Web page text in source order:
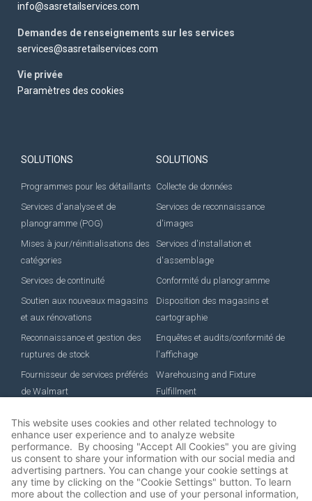
info@sasretailservices.com
Demandes de renseignements sur les services
services@sasretailservices.com
Vie privée
Paramètres des cookies
SOLUTIONS
Programmes pour les détaillants
Services d'analyse et de
planogramme (POG)
Mises à jour/réinitialisations des
catégories
Services de continuité
Soutien aux nouveaux magasins
et aux rénovations
Reconnaissance et gestion des
ruptures de stock
Fournisseur de services préférés
de Walmart
SOLUTIONS
Collecte de données
Services de reconnaissance
d'images
Services d'installation et
d'assemblage
Conformité du planogramme
Disposition des magasins et
cartographie
Enquêtes et audits/conformité de
l'affichage
Warehousing and Fixture
Fulfillment
EMPLOI
Job Roles
Avantages
Développement de carrière